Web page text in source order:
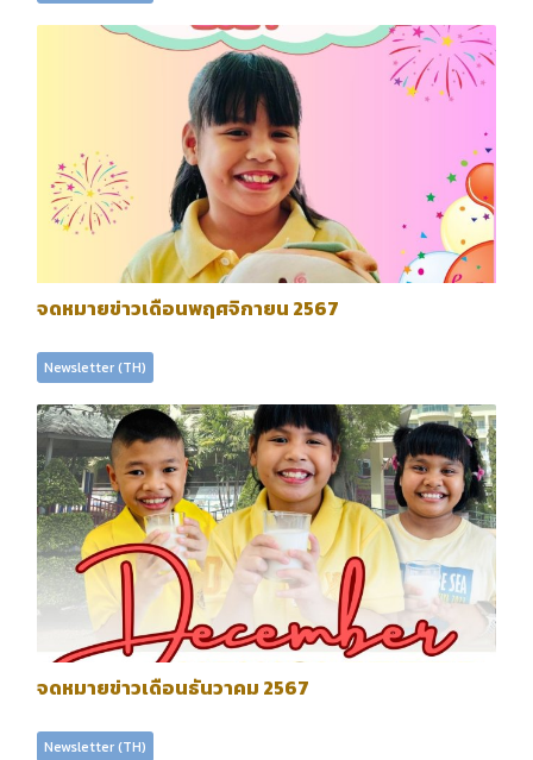
จดหมายข่าวเดือนพฤศจิกายน 2567
Newsletter (TH)
จดหมายข่าวเดือนธันวาคม 2567
Newsletter (TH)